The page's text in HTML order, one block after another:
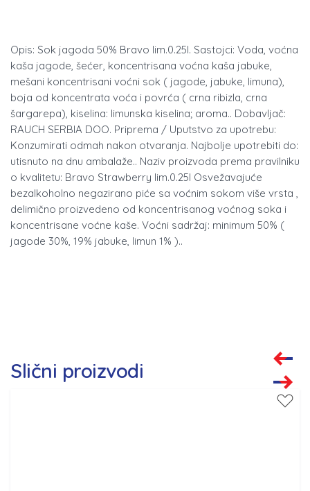
Opis: Sok jagoda 50% Bravo lim.0.25l. Sastojci: Voda, voćna
kaša jagode, šećer, koncentrisana voćna kaša jabuke,
mešani koncentrisani voćni sok ( jagode, jabuke, limuna),
boja od koncentrata voća i povrća ( crna ribizla, crna
šargarepa), kiselina: limunska kiselina; aroma.. Dobavljač:
RAUCH SERBIA DOO. Priprema / Uputstvo za upotrebu:
Konzumirati odmah nakon otvaranja. Najbolje upotrebiti do:
utisnuto na dnu ambalaže.. Naziv proizvoda prema pravilniku
o kvalitetu: Bravo Strawberry lim.0.25l Osvežavajuće
bezalkoholno negazirano piće sa voćnim sokom više vrsta ,
delimično proizvedeno od koncentrisanog voćnog soka i
koncentrisane voćne kaše. Voćni sadržaj: minimum 50% (
jagode 30%, 19% jabuke, limun 1% )..
Slični proizvodi